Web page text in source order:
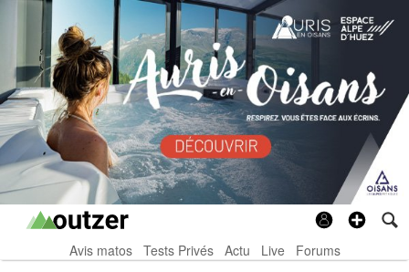
Avis matos Tests Privés Actu Live Forums